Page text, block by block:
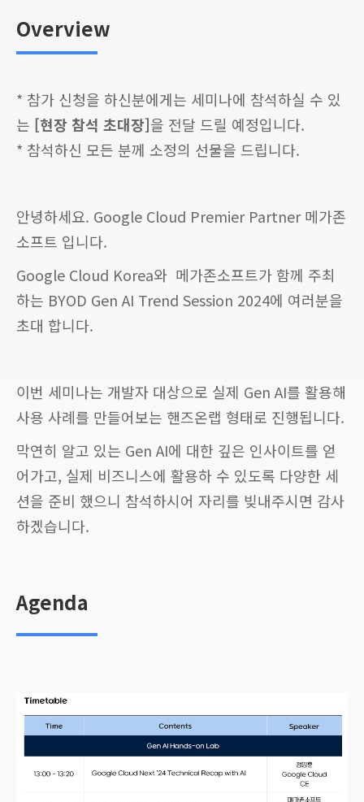
Overview
* 참가 신청을 하신분에게는 세미나에 참석하실 수 있
는 [현장 참석 초대장]을 전달 드릴 예정입니다.
* 참석하신 모든 분께 소정의 선물을 드립니다.
안녕하세요. Google Cloud Premier Partner 메가존
소프트 입니다.
Google Cloud Korea와 메가존소프트가 함께 주최
하는 BYOD Gen AI Trend Session 2024에 여러분을
초대 합니다.
이번 세미나는 개발자 대상으로 실제 Gen AI를 활용해
사용 사례를 만들어보는 핸즈온랩 형태로 진행됩니다.
막연히 알고 있는 Gen AI에 대한 깊은 인사이트를 얻
어가고, 실제 비즈니스에 활용하 수 있도록 다양한 세
션을 준비 했으니 참석하시어 자리를 빚내주시면 감사
하겠습니다.
Agenda